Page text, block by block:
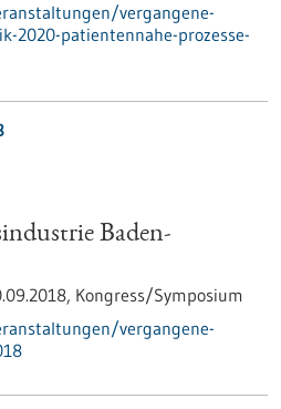
vergangene-
2020-patientennahe-prozesse-
Baden-
Kongress/Symposium
vergangene-